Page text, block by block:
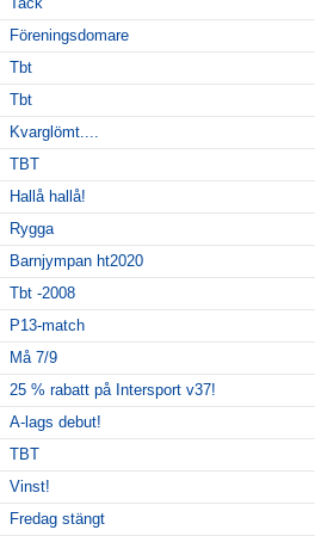
Föreningsdomare
Tbt
Tbt
Kvarglömt....
TBT
Hallå hallå!
Rygga
Barnjympan ht2020
Tbt -2008
P13-match
Må 7/9
25 % rabatt på Intersport v37!
A-lags debut!
TBT
Vinst!
Fredag stängt